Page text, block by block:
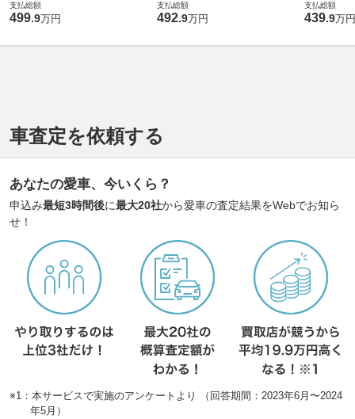
支払総額
499.9万円
支払総額
492.9万円
支払総額
439.9万円
車査定を依頼する
あなたの愛車、今いくら？
申込み最短3時間後に最大20社から愛車の査定結果をWebでお知ら
せ！
※1：本サービスで実施のアンケートより （回答期間：2023年6月〜2024
年5月）